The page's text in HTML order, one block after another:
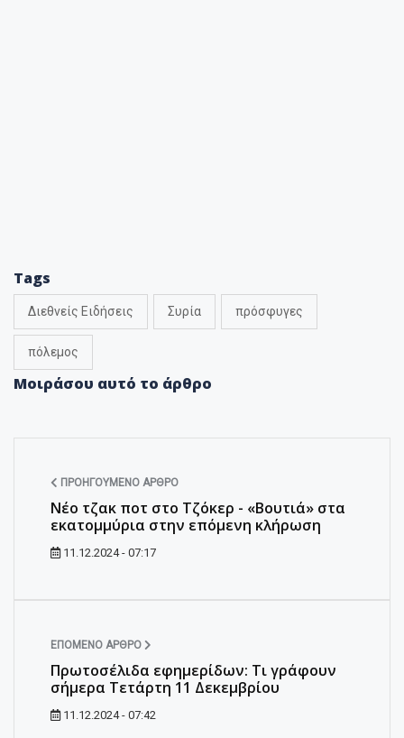
Tags
Διεθνείς Ειδήσεις Συρία πρόσφυγες
πόλεμος
Μοιράσου αυτό το άρθρο
ΠΡΟΗΓΟΎΜΕΝΟ ΆΡΘΡΟ
Νέο τζακ ποτ στο Τζόκερ - «Βουτιά» στα
εκατομμύρια στην επόμενη κλήρωση
11.12.2024 - 07:17
ΕΠΌΜΕΝΟ ΆΡΘΡΟ
Πρωτοσέλιδα εφημερίδων: Τι γράφουν
σήμερα Τετάρτη 11 Δεκεμβρίου
11.12.2024 - 07:42